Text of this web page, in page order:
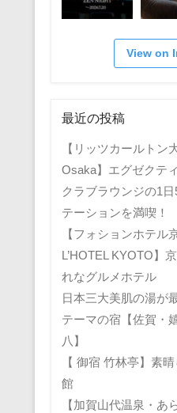
View on
最近の投稿
【リッツカールトン
Osaka】エグゼクテ
クラブラウンジの1
テーションを満喫！
【フォションホテル
L’HOTEL KYOTO】
れなグルメホテル
日本三大美肌の湯が
テーマの宿【佐賀・
八】
【 御宿 竹林亭】素
館
【加賀山代温泉・あ